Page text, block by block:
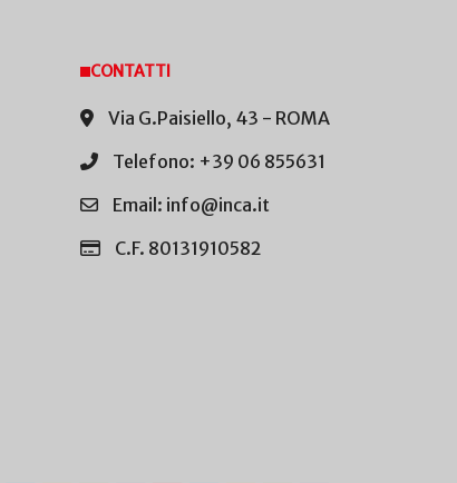
CONTATTI
Via G.Paisiello, 43 - ROMA
Telefono: +39 06 855631
Email: info@inca.it
C.F. 80131910582